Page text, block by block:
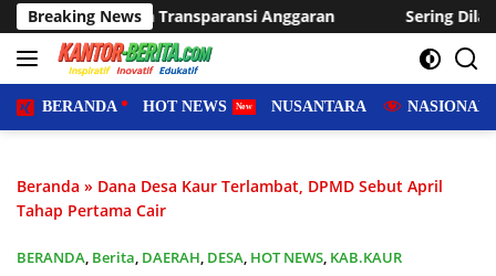
Langsung
ke
konten
Breaking News
Anggaran Sering Dilanda Genangan, Desa
BERANDA HOT NEWS NUSANTARA NASIONAL
Beranda » Dana Desa Kaur Terlambat, DPMD Sebut April
Tahap Pertama Cair
BERANDA, Berita, DAERAH, DESA, HOT NEWS, KAB.KAUR